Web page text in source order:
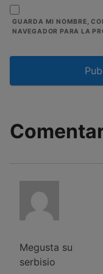
GUARDA MI NOMBRE,
NAVEGADOR PARA LA
Megusta su
serbisio